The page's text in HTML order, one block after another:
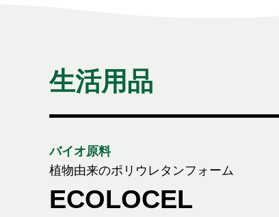
生活用品
バイオ原料
植物由来のポリウレタンフォーム
ECOLOCEL